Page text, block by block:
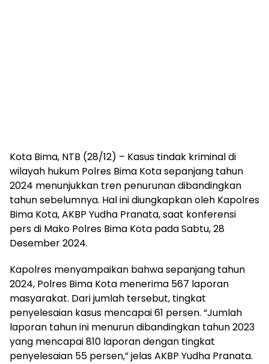
Kota Bima, NTB (28/12) – Kasus tindak kriminal di
wilayah hukum Polres Bima Kota sepanjang tahun
2024 menunjukkan tren penurunan dibandingkan
tahun sebelumnya. Hal ini diungkapkan oleh Kapolres
Bima Kota, AKBP Yudha Pranata, saat konferensi
pers di Mako Polres Bima Kota pada Sabtu, 28
Desember 2024.
Kapolres menyampaikan bahwa sepanjang tahun
2024, Polres Bima Kota menerima 567 laporan
masyarakat. Dari jumlah tersebut, tingkat
penyelesaian kasus mencapai 61 persen. “Jumlah
laporan tahun ini menurun dibandingkan tahun 2023
yang mencapai 810 laporan dengan tingkat
penyelesaian 55 persen,” jelas AKBP Yudha Pranata.